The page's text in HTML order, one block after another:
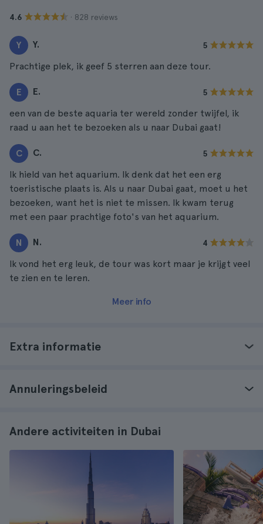
4.6 · 828 reviews
Y Y. 5
Prachtige plek, ik geef 5 sterren aan deze tour.
E E. 5
een van de beste aquaria ter wereld zonder twijfel, ik
raad u aan het te bezoeken als u naar Dubai gaat!
C C. 5
Ik hield van het aquarium. Ik denk dat het een erg
toeristische plaats is. Als u naar Dubai gaat, moet u het
bezoeken, want het is niet te missen. Ik kwam terug
met een paar prachtige foto's van het aquarium.
N N. 4
Ik vond het erg leuk, de tour was kort maar je krijgt veel
te zien en te leren.
Meer info
Extra informatie
Annuleringsbeleid
Andere activiteiten in Dubai